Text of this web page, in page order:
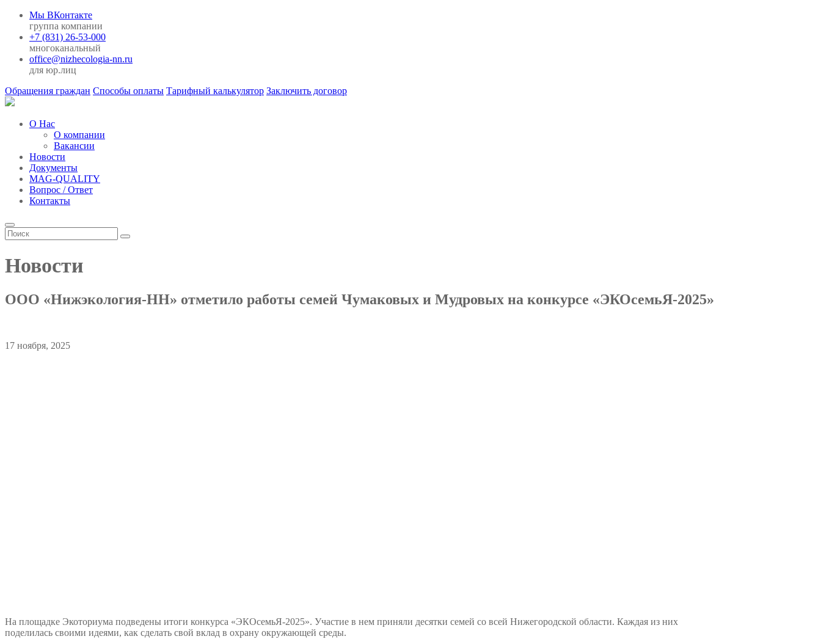
Мы ВКонтакте
группа компании
+7 (831) 26-53-000
многоканальный
office@nizhecologia-nn.ru
для юр.лиц
Обращения граждан Способы оплаты Тарифный калькулятор Заключить договор
О Нас
О компании
Вакансии
Новости
Документы
MAG-QUALITY
Вопрос / Ответ
Контакты
Новости
ООО «Нижэкология-НН» отметило работы семей Чумаковых и Мудровых на конкурсе «ЭКОсемьЯ-2025»
17 ноября, 2025
На площадке Экоториума подведены итоги конкурса «ЭКОсемьЯ-2025». Участие в нем приняли десятки семей со всей Нижегородской области. Каждая из них
поделилась своими идеями, как сделать свой вклад в охрану окружающей среды.